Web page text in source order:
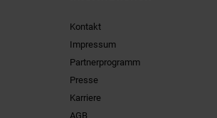
Kontakt
Impressum
Partnerprogramm
Presse
Karriere
AGB